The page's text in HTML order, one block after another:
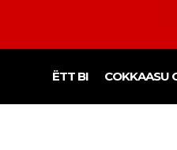
ËTT BI COKKAASU